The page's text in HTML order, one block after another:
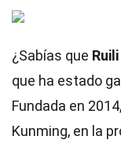
¿Sabías que
que ha estado
Fundada en
Kunming, en la